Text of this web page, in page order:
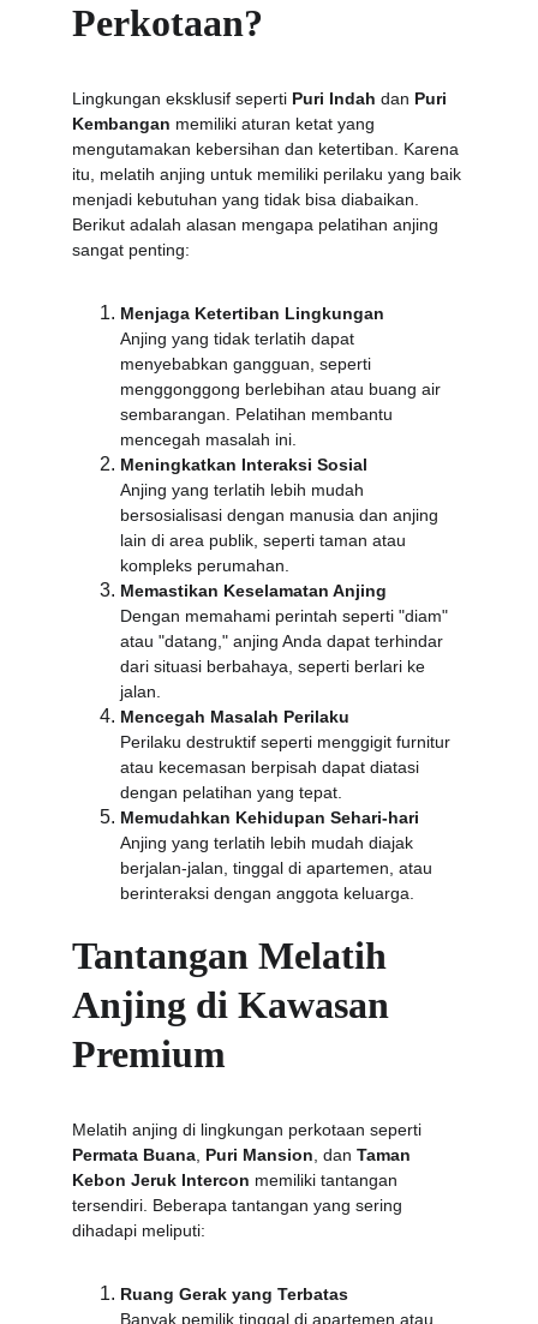
Perkotaan?
Lingkungan eksklusif seperti Puri Indah dan Puri
Kembangan memiliki aturan ketat yang
mengutamakan kebersihan dan ketertiban. Karena
itu, melatih anjing untuk memiliki perilaku yang baik
menjadi kebutuhan yang tidak bisa diabaikan.
Berikut adalah alasan mengapa pelatihan anjing
sangat penting:
Menjaga Ketertiban Lingkungan
Anjing yang tidak terlatih dapat
menyebabkan gangguan, seperti
menggonggong berlebihan atau buang air
sembarangan. Pelatihan membantu
mencegah masalah ini.
Meningkatkan Interaksi Sosial
Anjing yang terlatih lebih mudah
bersosialisasi dengan manusia dan anjing
lain di area publik, seperti taman atau
kompleks perumahan.
Memastikan Keselamatan Anjing
Dengan memahami perintah seperti "diam"
atau "datang," anjing Anda dapat terhindar
dari situasi berbahaya, seperti berlari ke
jalan.
Mencegah Masalah Perilaku
Perilaku destruktif seperti menggigit furnitur
atau kecemasan berpisah dapat diatasi
dengan pelatihan yang tepat.
Memudahkan Kehidupan Sehari-hari
Anjing yang terlatih lebih mudah diajak
berjalan-jalan, tinggal di apartemen, atau
berinteraksi dengan anggota keluarga.
Tantangan Melatih
Anjing di Kawasan
Premium
Melatih anjing di lingkungan perkotaan seperti
Permata Buana Puri Mansion , dan Taman
Kebon Jeruk Intercon memiliki tantangan
tersendiri. Beberapa tantangan yang sering
dihadapi meliputi:
Ruang Gerak yang Terbatas
Banyak pemilik tinggal di apartemen atau